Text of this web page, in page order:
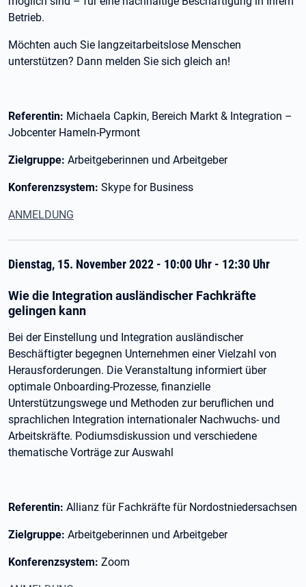
Betrieb.
Möchten auch Sie langzeitarbeitslose Menschen
unterstützen? Dann melden Sie sich gleich an!
Referentin: Michaela Capkin, Bereich Markt & Integration –
Jobcenter Hameln-Pyrmont
Zielgruppe: Arbeitgeberinnen und Arbeitgeber
Konferenzsystem: Skype for Business
ANMELDUNG
Dienstag, 15. November 2022 - 10:00 Uhr - 12:30 Uhr
Wie die Integration ausländischer Fachkräfte
gelingen kann
Bei der Einstellung und Integration ausländischer
Beschäftigter begegnen Unternehmen einer Vielzahl von
Herausforderungen. Die Veranstaltung informiert über
optimale Onboarding-Prozesse, finanzielle
Unterstützungswege und Methoden zur beruflichen und
sprachlichen Integration internationaler Nachwuchs- und
Arbeitskräfte. Podiumsdiskussion und verschiedene
thematische Vorträge zur Auswahl
Referentin: Allianz für Fachkräfte für Nordostniedersachsen
Zielgruppe: Arbeitgeberinnen und Arbeitgeber
Konferenzsystem: Zoom